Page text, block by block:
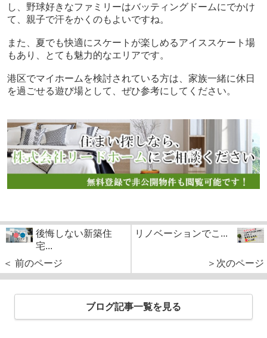
し、野球好きなファミリーはバッティングドームにでかけ
て、親子で汗をかくのもよいですね。
また、夏でも快適にスケートが楽しめるアイススケート場
もあり、とても魅力的なエリアです。
港区でマイホームを検討されている方は、家族一緒に休日
を過ごせる遊び場として、ぜひ参考にしてください。
後悔しない新築住
宅...
＜ 前のページ
リノベーションでこ...
＞次のページ
ブログ記事一覧を見る